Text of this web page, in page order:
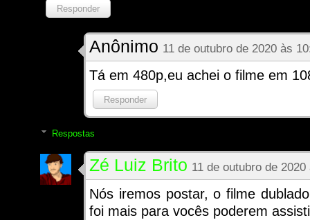
Responder
Anônimo 11 de outubro de 2020 às
Tá em 480p,eu achei o filme em
Responder
Respostas
Zé Luiz Brito 11 de outubro de 2020
Nós iremos postar, o filme
foi mais para vocês poderem